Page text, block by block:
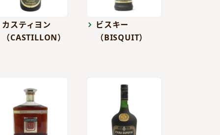
カスティヨン
（CASTILLON）
ビスキー
（BISQUIT）